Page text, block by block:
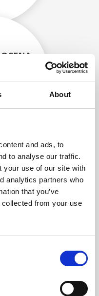
About
and ads, to
to analyse our traffic.
your use of our site with
analytics partners who
that you’ve
collected from your use
są
w
ESD,